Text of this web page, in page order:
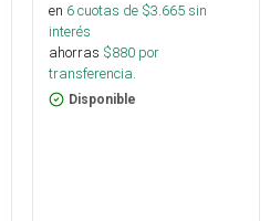
en 6cuotas de $3.665sin
interés
ahorras $880 por
transferencia.
Disponible